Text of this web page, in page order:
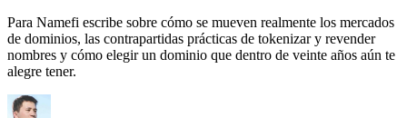
Para Namefi escribe sobre cómo se mueven realmente los mercados
de dominios, las contrapartidas prácticas de tokenizar y revender
nombres y cómo elegir un dominio que dentro de veinte años aún te
alegre tener.